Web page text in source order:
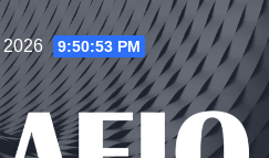
2026 9:50:54 PM